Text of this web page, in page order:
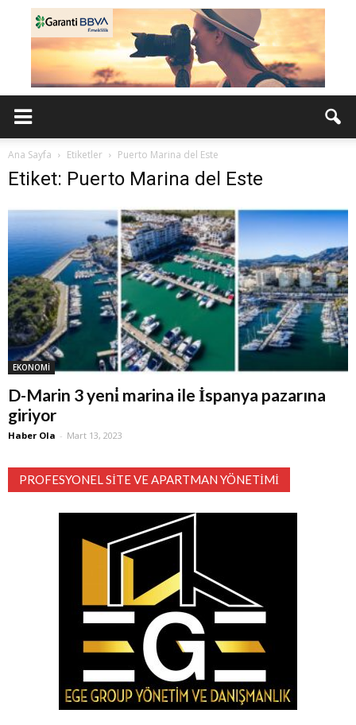
Ana Sayfa Etiketler Puerto Marina del Este
Etiket: Puerto Marina del Este
EKONOMİ
D-Marin 3 yeni̇ marina ile İspanya pazarına
giriyor
Haber Ola - Mart 13, 2023
PROFESYONEL SITE VE APARTMAN YÖNETIMI